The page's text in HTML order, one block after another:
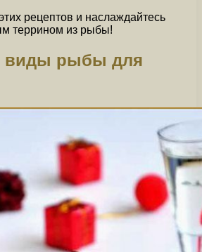
рецептов и наслаждайтесь
террином из рыбы!
виды рыбы для